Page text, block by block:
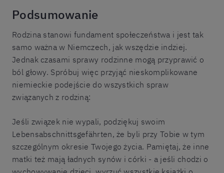
Podsumowanie
Rodzina stanowi fundament społeczeństwa i jest tak
samo ważna w Niemczech, jak wszędzie indziej.
Jednak czasami sprawy rodzinne mogą przyprawić o
ból głowy. Spróbuj więc przyjąć nieskomplikowane
niemieckie podejście do wszystkich spraw
związanych z rodziną:
Jeśli związek nie wypali, podziękuj swoim
Lebensabschnittsgefährten, że byli przy Tobie w tym
szczególnym okresie Twojego życia. Pamiętaj, że inne
matki też mają ładnych synów i córki - a jeśli chodzi o